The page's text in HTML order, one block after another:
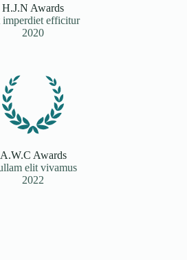
H.J.N Awards
imperdiet efficitur
2020
A.W.C Awards
elit vivamus
2022